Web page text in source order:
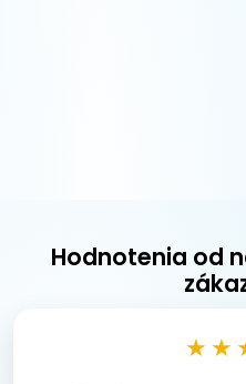
Hodnotenia od